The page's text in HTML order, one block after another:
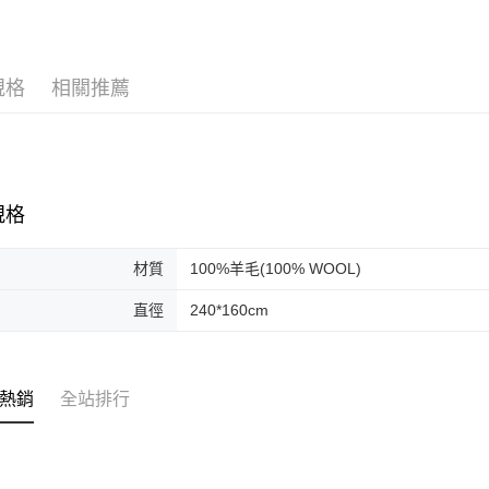
格 相關推薦
格
材質 100%羊毛(100% WOOL)
直徑 240*160cm
銷 全站排行